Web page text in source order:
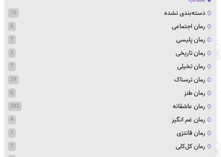
دسته‌بندی نشده
15
رمان اجتماعی 6
رمان پلیسی 7
رمان تاریخی 2
رمان تخیلی 7
رمان ترسناک 29
رمان طنز 6
رمان عاشقانه 383
رمان غم انگیز 4
رمان فانتزی 1
رمان کل‌کلی 1